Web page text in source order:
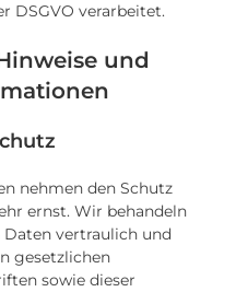
DSGVO verarbeitet.
und
nehmen den Schutz
ernst. Wir behandeln
Daten vertraulich und
gesetzlichen
sowie dieser